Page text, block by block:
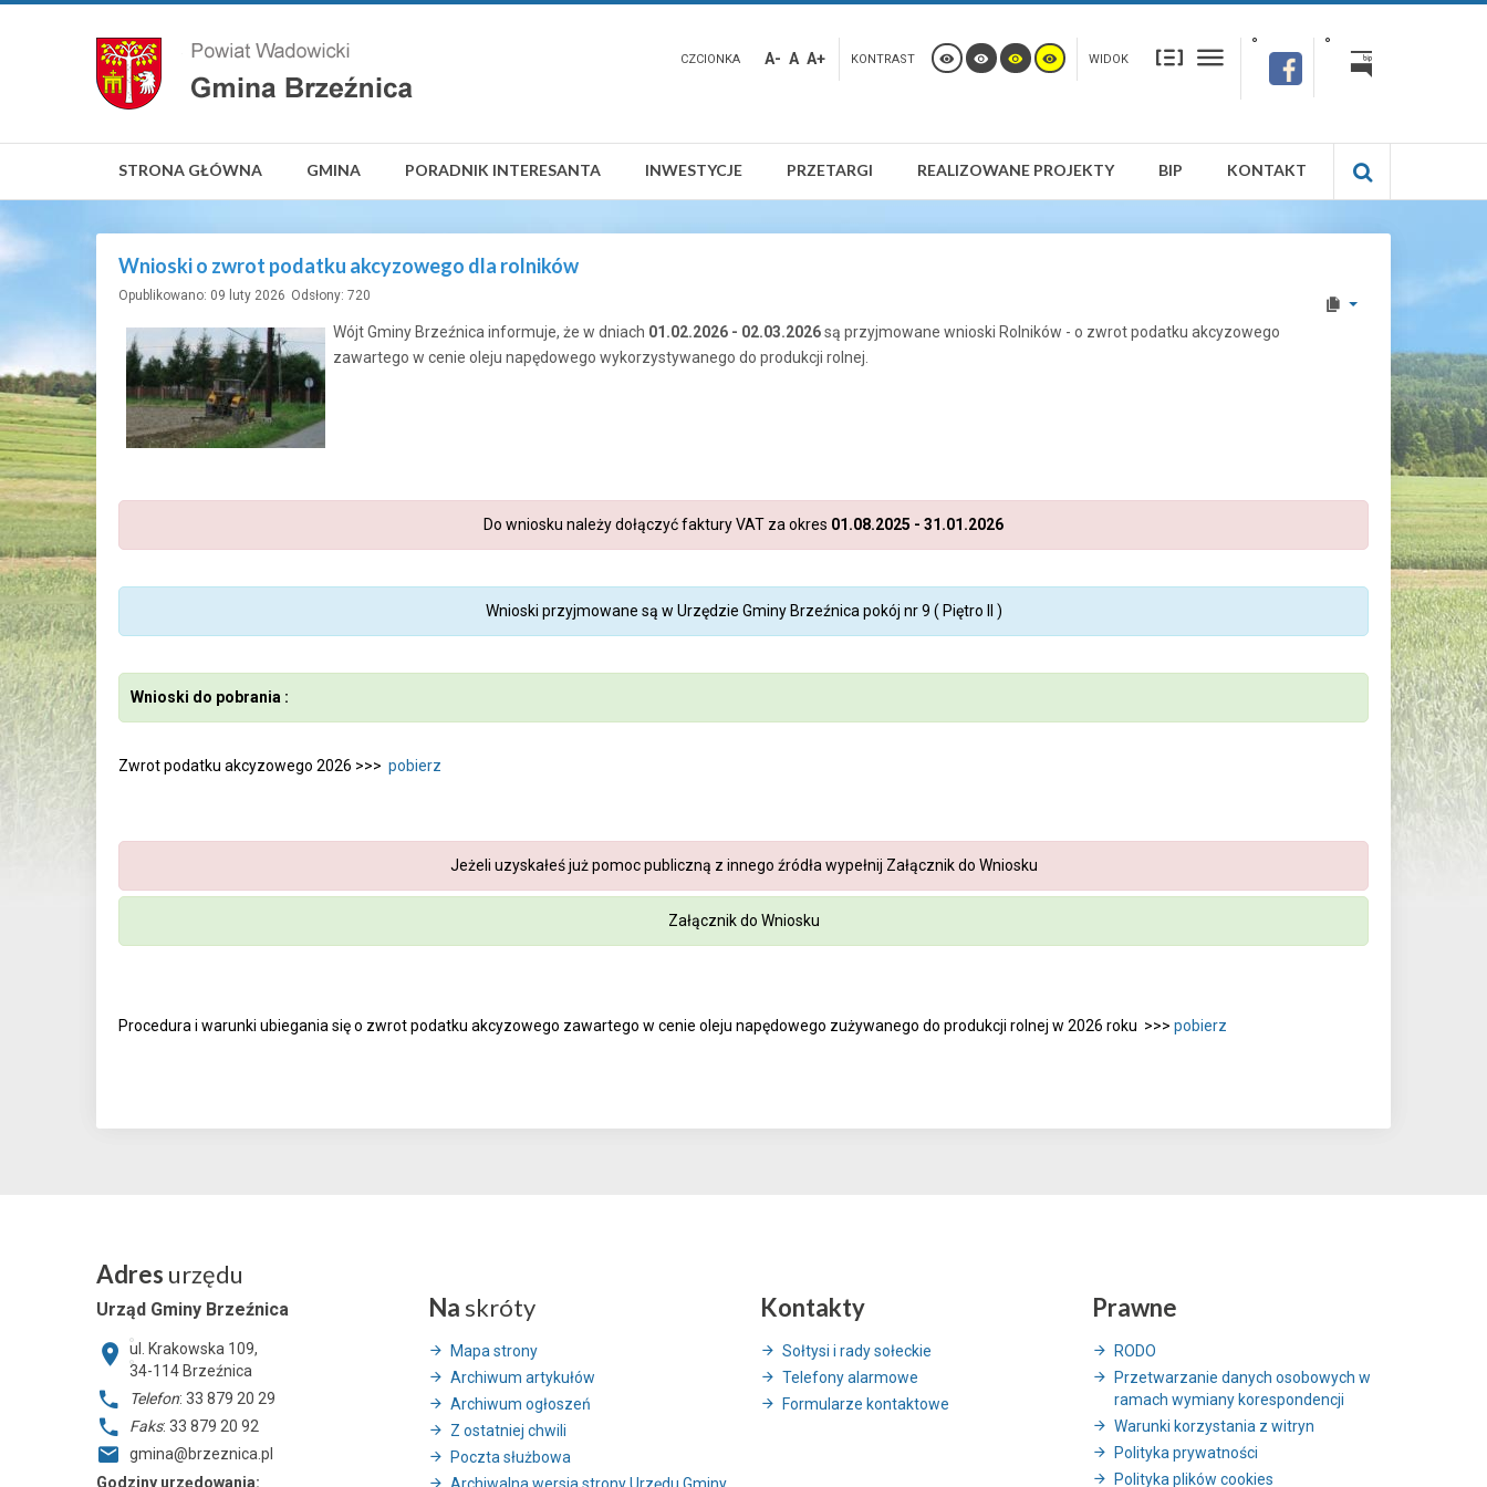
CZCIONKA A- A A+ KONTRAST WIDOK
STRONA GŁÓWNA GMINA PORADNIK INTERESANTA INWESTYCJE PRZETARGI REALIZOWANE PROJEKTY BIP KONTAKT
Wnioski o zwrot podatku akcyzowego dla rolników
Opublikowano: 09 luty 2026 Odsłony: 720
Wójt Gminy Brzeźnica informuje, że w dniach 01.02.2026 - 02.03.2026są przyjmowane wnioski Rolników - o zwrot podatku akcyzowego
zawartego w cenie oleju napędowego wykorzystywanego do produkcji rolnej.
Do wniosku należy dołączyć faktury VAT za okres 01.08.2025 - 31.01.2026
Wnioski przyjmowane są w Urzędzie Gminy Brzeźnica pokój nr 9 ( Piętro II )
Wnioski do pobrania :
Zwrot podatku akcyzowego 2026 >>> pobierz
Jeżeli uzyskałeś już pomoc publiczną z innego źródła wypełnij Załącznik do Wniosku
Załącznik do Wniosku
Procedura i warunki ubiegania się o zwrot podatku akcyzowego zawartego w cenie oleju napędowego zużywanego do produkcji rolnej w 2026 roku >>> pobierz
Adres urzędu
Urząd Gminy Brzeźnica
ul. Krakowska 109,
34-114 Brzeźnica
Telefon: 33 879 20 29
Faks: 33 879 20 92
gmina@brzeznica.pl
Godziny urzędowania:
Na skróty
Mapa strony
Archiwum artykułów
Archiwum ogłoszeń
Z ostatniej chwili
Poczta służbowa
Kontakty
Sołtysi i rady sołeckie
Telefony alarmowe
Formularze kontaktowe
Prawne
RODO
Przetwarzanie danych osobowych w
ramach wymiany korespondencji
Warunki korzystania z witryn
Polityka prywatności
Polityka plików cookies